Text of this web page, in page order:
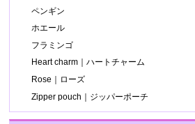
ペンギン
ホエール
フラミンゴ
Heart charm｜ハートチャーム
Rose｜ローズ
Zipper pouch｜ジッパーポーチ